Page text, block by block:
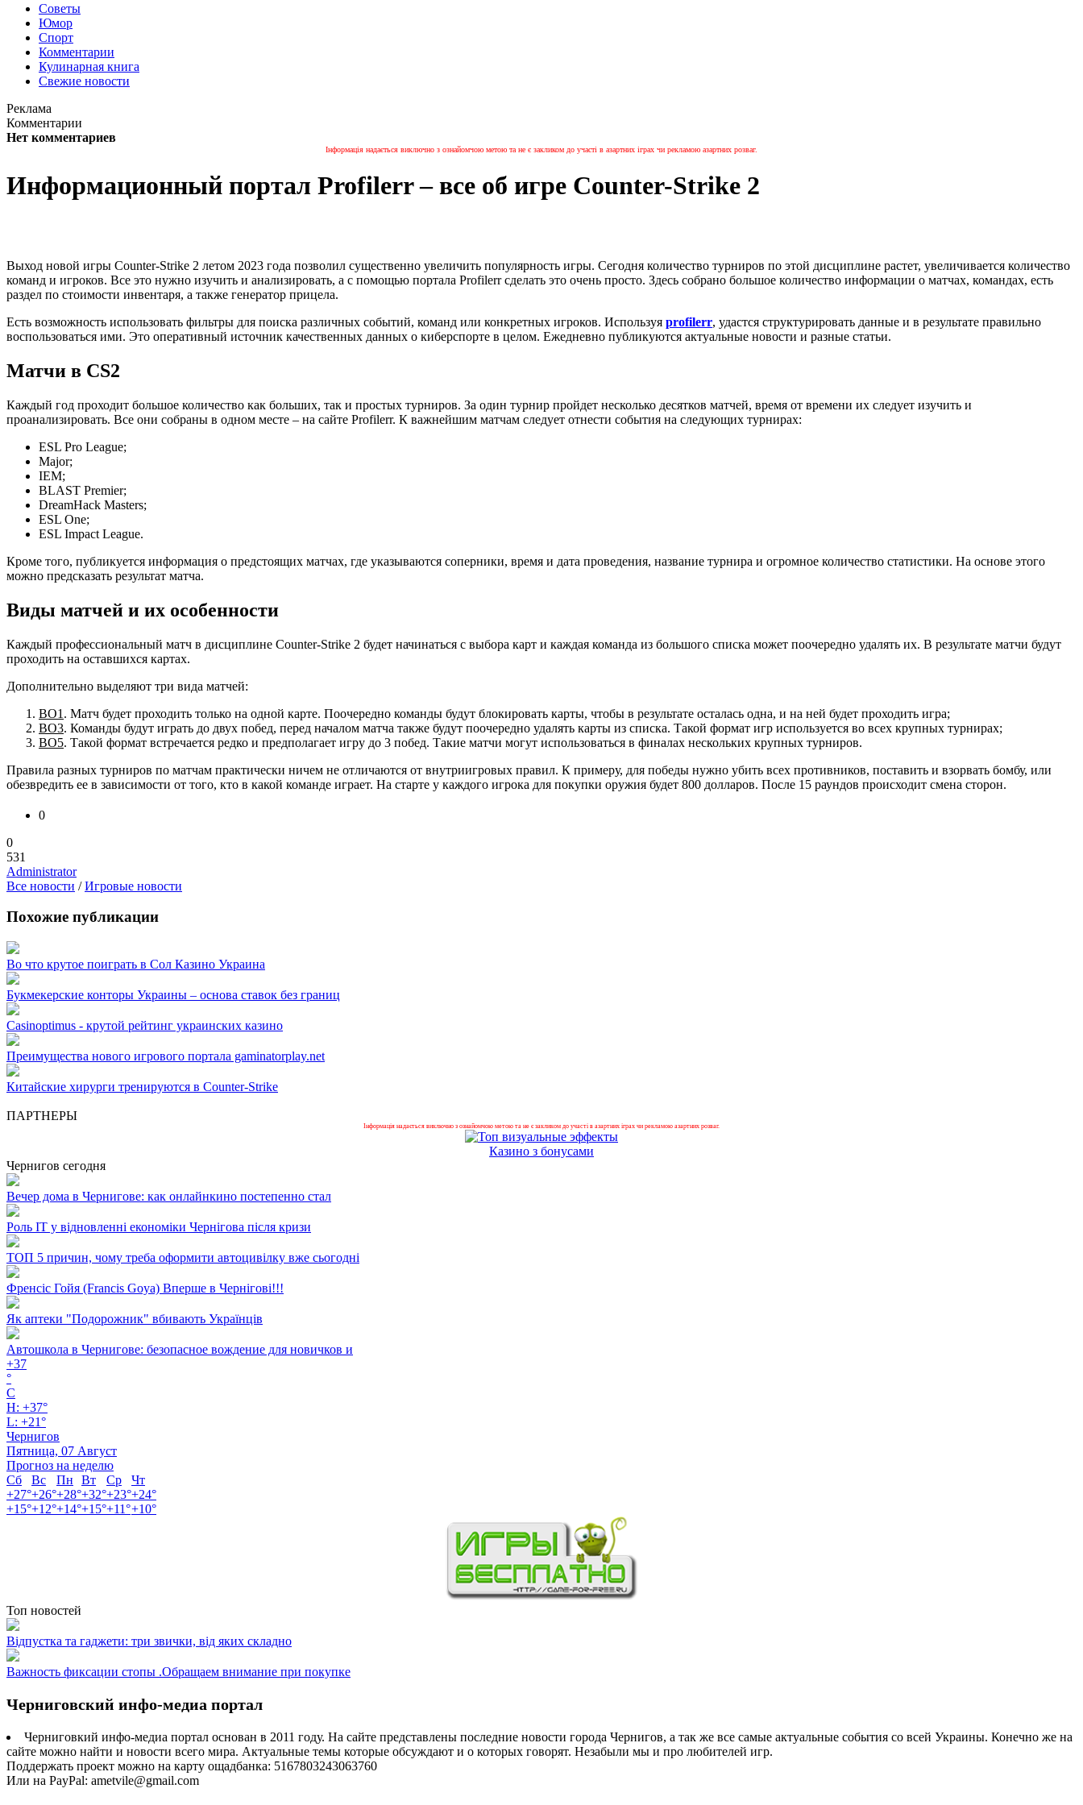
Советы
Юмор
Спорт
Комментарии
Кулинарная книга
Свежие новости
Реклама
Комментарии
Нет комментариев
Інформація надається виключно з ознайомчою метою та не є закликом до участі в азартних іграх чи рекламою азартних розваг.
Информационный портал Profilerr – все об игре Counter-Strike 2
Выход новой игры Counter-Strike 2 летом 2023 года позволил существенно увеличить популярность игры. Сегодня количество турниров по этой дисциплине растет, увеличивается количество
команд и игроков. Все это нужно изучить и анализировать, а с помощью портала Profilerr сделать это очень просто. Здесь собрано большое количество информации о матчах, командах, есть
раздел по стоимости инвентаря, а также генератор прицела.
Есть возможность использовать фильтры для поиска различных событий, команд или конкретных игроков. Используя profilerr, удастся структурировать данные и в результате правильно
воспользоваться ими. Это оперативный источник качественных данных о киберспорте в целом. Ежедневно публикуются актуальные новости и разные статьи.
Матчи в CS2
Каждый год проходит большое количество как больших, так и простых турниров. За один турнир пройдет несколько десятков матчей, время от времени их следует изучить и
проанализировать. Все они собраны в одном месте – на сайте Profilerr. К важнейшим матчам следует отнести события на следующих турнирах:
ESL Pro League;
Major;
IEM;
BLAST Premier;
DreamHack Masters;
ESL One;
ESL Impact League.
Кроме того, публикуется информация о предстоящих матчах, где указываются соперники, время и дата проведения, название турнира и огромное количество статистики. На основе этого
можно предсказать результат матча.
Виды матчей и их особенности
Каждый профессиональный матч в дисциплине Counter-Strike 2 будет начинаться с выбора карт и каждая команда из большого списка может поочередно удалять их. В результате матчи будут
проходить на оставшихся картах.
Дополнительно выделяют три вида матчей:
ВО1 . Матч будет проходить только на одной карте. Поочередно команды будут блокировать карты, чтобы в результате осталась одна, и на ней будет проходить игра;
ВО3. Команды будут играть до двух побед, перед началом матча также будут поочередно удалять карты из списка. Такой формат игр используется во всех крупных турнирах;
ВО5. Такой формат встречается редко и предполагает игру до 3 побед. Такие матчи могут использоваться в финалах нескольких крупных турниров.
Правила разных турниров по матчам практически ничем не отличаются от внутриигровых правил. К примеру, для победы нужно убить всех противников, поставить и взорвать бомбу, или
обезвредить ее в зависимости от того, кто в какой команде играет. На старте у каждого игрока для покупки оружия будет 800 долларов. После 15 раундов происходит смена сторон.
0
0
531
Administrator
Все новости /Игровые новости
Похожие публикации
Во что крутое поиграть в Сол Казино Украина
Букмекерские конторы Украины – основа ставок без границ
Casinoptimus - крутой рейтинг украинских казино
Преимущества нового игрового портала gaminatorplay.net
Китайские хирурги тренируются в Counter-Strike
ПАРТНЕРЫ
Інформація надається виключно з ознайомчою метою та не є закликом до участі в азартних іграх чи рекламою азартних розваг.
Казино з бонусами
Чернигов сегодня
Вечер дома в Чернигове: как онлайнкино постепенно стал
Роль ІТ у відновленні економіки Чернігова після кризи
ТОП 5 причин, чому треба оформити автоцивілку вже сьогодні
Френсіс Гойя (Francis Goya) Вперше в Чернігові!!!
Як аптеки "Подорожник" вбивають Українців
Автошкола в Чернигове: безопасное вождение для новичков и
+37
°
C
H: +37°
L: +21°
Чернигов
Пятница, 07 Август
Прогноз на неделю
Сб
Вс Пн Вт Ср
Чт
+27°+26°+28°+32°+23°+24°
+15°+12°+14°+15°+11°+10°
Топ новостей
Відпустка та гаджети: три звички, від яких складно
Важность фиксации стопы .Обращаем внимание при покупке
Черниговский инфо-медиа портал
Черниговкий инфо-медиа портал основан в 2011 году. На сайте представлены последние новости города Чернигов, а так же все самые актуальные события со всей Украины. Конечно же на
сайте можно найти и новости всего мира. Актуальные темы которые обсуждают и о которых говорят. Незабыли мы и про любителей игр.
Поддержать проект можно на карту ощадбанка: 5167803243063760
Или на PayPal: ametvile@gmail.com